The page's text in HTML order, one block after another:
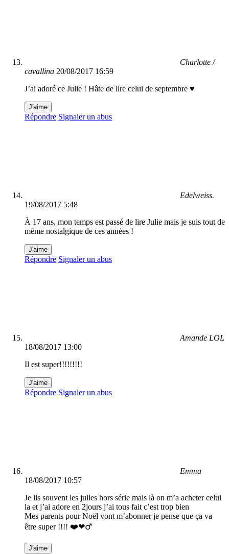
Charlotte /
cavallina 20/08/2017 16:59
J’ai adoré ce Julie ! Hâte de lire celui de septembre ♥
J'aime
Répondre Signaler un abus
Edelweiss.
19/08/2017 5:48
À 17 ans, mon temps est passé de lire Julie mais je suis tout de
même nostalgique de ces années !
J'aime
Répondre Signaler un abus
Amande LOL
18/08/2017 13:00
Il est super!!!!!!!!!
J'aime
Répondre Signaler un abus
Emma
18/08/2017 10:57
Je lis souvent les julies hors série mais là on m’a acheter celui
la et j’ai adore en 2jours j’ai tous fait c’est trop bien
Mes parents pour Noël vont m’abonner je pense que ça va
être super !!!! ❤️❤️‍♂️
J'aime